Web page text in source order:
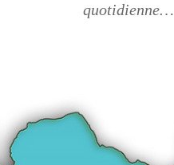
quotidienne…